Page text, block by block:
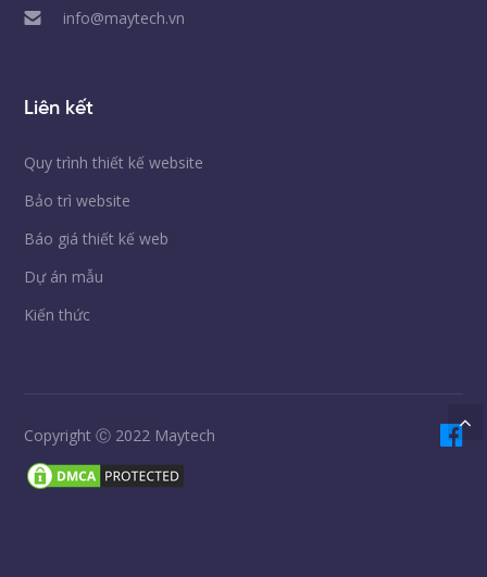
info@maytech.vn
Liên kết
Quy trình thiết kế website
Bảo trì website
Báo giá thiết kế web
Dự án mẫu
Kiến thức
Copyright Ⓒ 2022 Maytech